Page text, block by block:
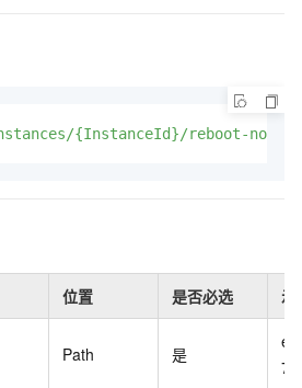
{InstanceId}/reboot-node
位置 是否必选 示
Path 是